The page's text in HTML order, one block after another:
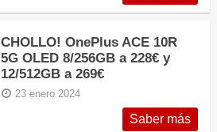
CHOLLO! OnePlus ACE 10R
5G OLED 8/256GB a 228€ y
12/512GB a 269€
23 enero 2024
Saber más